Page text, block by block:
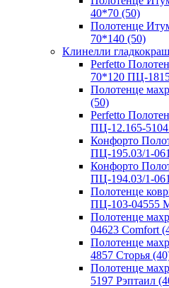
40*70 (50)
Полотенце
70*140 (50)
Клинелли
Perfetto
70*120 ПЦ-
Полотенце
(50)
Perfetto
ПЦ-12.165-
Конфорто
ПЦ-195.03/1-
Конфорто
ПЦ-194.03/1-
Полотенце
ПЦ-103-04555
Полотенце
04623 Comfort
Полотенце
4857 Сторья
Полотенце
5197 Рэптаил